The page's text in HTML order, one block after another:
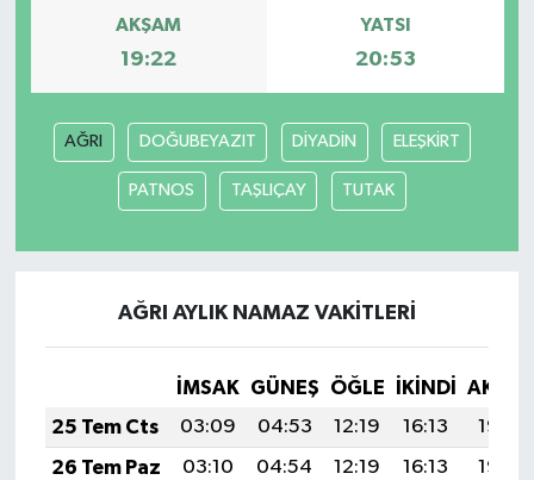
AKŞAM
19:22
YATSI
20:53
AĞRI DOĞUBEYAZIT DİYADİN ELEŞKİRT
PATNOS TAŞLIÇAY TUTAK
AĞRI AYLIK NAMAZ VAKITLERI
İMSAK GÜNEŞ ÖĞLE İKINDI
25 Tem Cts
03:09 04:53 12:19 16:13
19:35
26 Tem Paz
03:10 04:54 12:19 16:13
19:35